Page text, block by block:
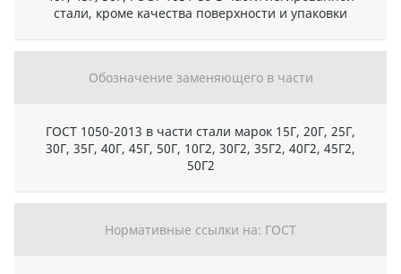
стали, кроме качества поверхности и упаковки
Обозначение заменяющего в части
ГОСТ 1050-2013 в части стали марок 15Г, 20Г, 25Г,
30Г, 35Г, 40Г, 45Г, 50Г, 10Г2, 30Г2, 35Г2, 40Г2, 45Г2,
50Г2
Нормативные ссылки на: ГОСТ